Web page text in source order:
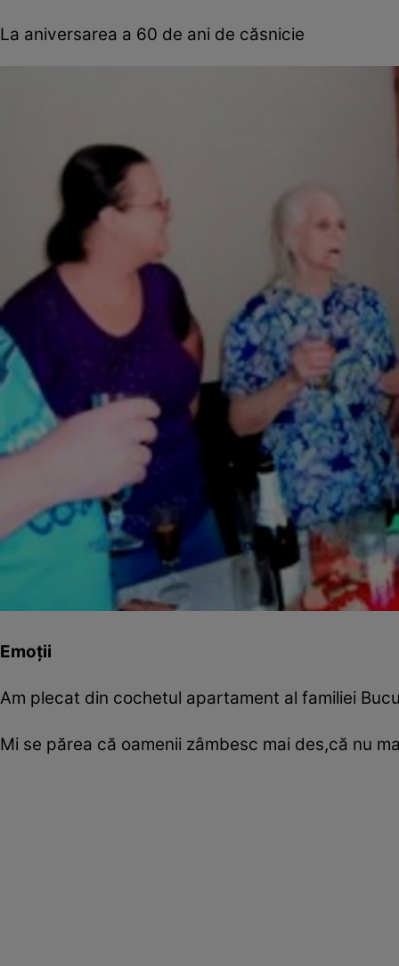
La aniversarea a 60 de ani de căsnicie
Emoţii
Am plecat din cochetul apartament al familiei
Mi se părea că oamenii zâmbesc mai des,că nu